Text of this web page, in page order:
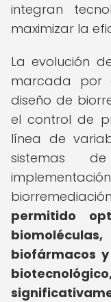
integran
maximizar la
La evolución
marcada por
diseño de
el control de
línea de
sistemas
permitido
biofármacos